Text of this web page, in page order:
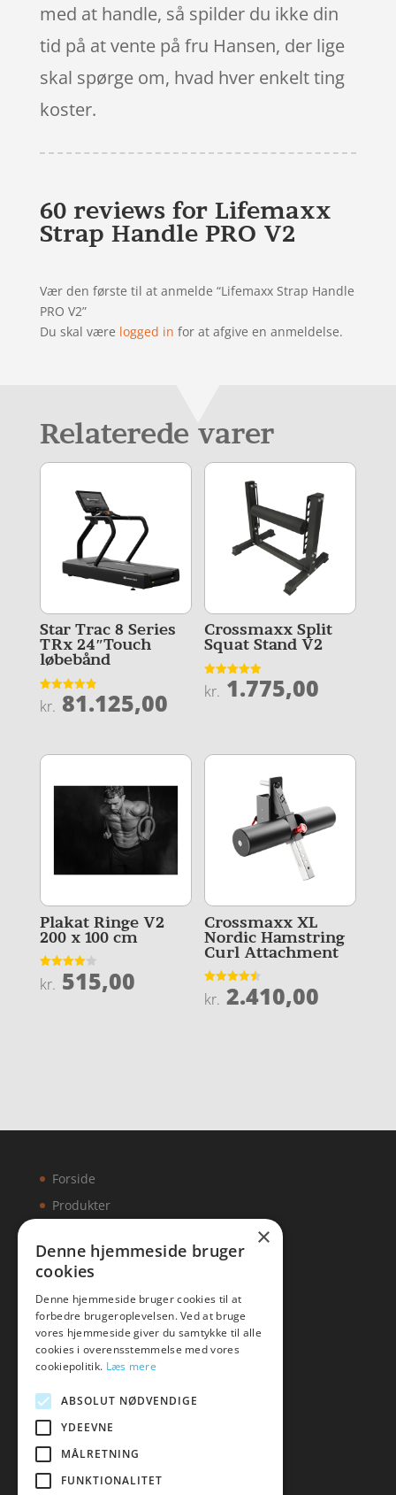
med at handle, så spilder du ikke din
tid på at vente på fru Hansen, der lige
skal spørge om, hvad hver enkelt ting
koster.
60 reviews for Lifemaxx
Strap Handle PRO V2
Vær den første til at anmelde “Lifemaxx Strap Handle
PRO V2”
Du skal være logged in for at afgive en anmeldelse.
Relaterede varer
Star Trac 8 Series
TRx 24″Touch
løbebånd
Vurderet
4.9
kr. 81.125,00
Crossmaxx Split
Squat Stand V2
Vurderet
4.9
kr. 1.775,00
Plakat Ringe V2
200 x 100 cm
Vurderet
4.1
kr. 515,00
Crossmaxx XL
Nordic Hamstring
Curl Attachment
Vurderet
4.5
kr. 2.410,00
Forside
Produkter
Artikler
Malawigruppen
Mail:hej@malawigruppen.dk
×
Denne hjemmeside bruger
cookies
Denne hjemmeside bruger cookies til at
forbedre brugeroplevelsen. Ved at bruge
vores hjemmeside giver du samtykke til alle
cookies i overensstemmelse med vores
cookiepolitik. Læs mere
ABSOLUT NØDVENDIGE
YDEEVNE
MÅLRETNING
FUNKTIONALITET